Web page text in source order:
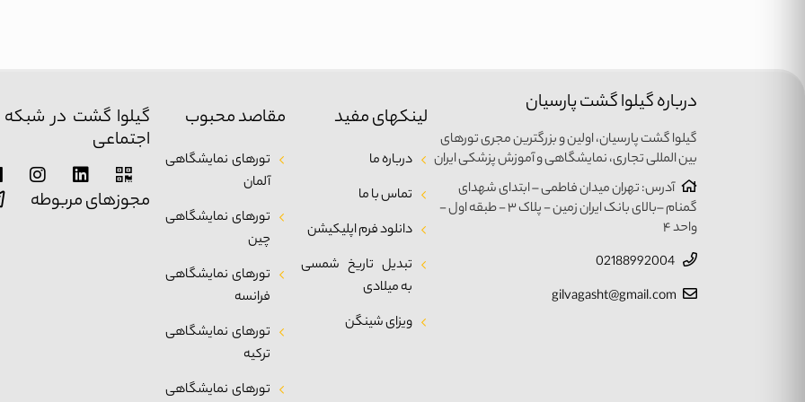
درباره گیلوا گشت پارسیان
گیلوا گشت پارسیان، اولین و بزرگترین مجری تورهای
بین المللی تجاری، نمایشگاهی و آموزش پزشکی ایران
آدرس: تهران میدان فاطمی – ابتدای شهدای
گمنام –بالای بانک ایران زمین - پلاک ۳ - طبقه اول -
واحد ۴
gilvagasht@gmail.com
لینکهای مفید
درباره ما
تماس با ما
دانلود فرم اپلیکیشن
تبدیل تاریخ شمسی
به میلادی
ویزای شینگن
مقاصد محبوب
تورهای نمایشگاهی
آلمان
تورهای نمایشگاهی
چین
تورهای نمایشگاهی
فرانسه
تورهای نمایشگاهی
ترکیه
تورهای نمایشگاهی
گیلوا گشت در
اجتماعی
مجوزهای مربوطه